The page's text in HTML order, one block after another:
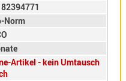
4G,
Norm
Artikel - kein Umtausch